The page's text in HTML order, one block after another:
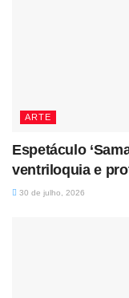
ARTE
Espetáculo
ventriloquia e
30 de julho, 2026